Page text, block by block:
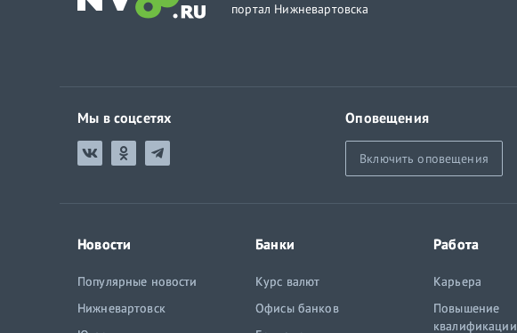
портал Нижневартовска
Мы в соцсетях Оповещения
Включить оповещения
Новости
Популярные новости
Нижневартовск
Банки
Курс валют
Офисы банков
Работа
Карьера
Повышение
квалификации